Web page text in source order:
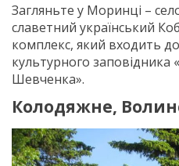
Загляньте у Моринці –
славетний український
комплекс, який входить
культурного заповідника
Шевченка».
Колодяжне,